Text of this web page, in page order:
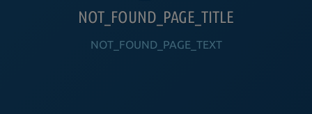
NOT_FOUND_PAGE_TITLE
NOT_FOUND_PAGE_TEXT